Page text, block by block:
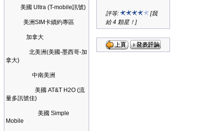
美國 Ultra (T-mobile訊號)
美洲SIM卡續約專區
加拿大
北美洲(美國-墨西哥-加
拿大)
中南美洲
美國 AT&T H2O (流
量多訊號佳)
美國 Simple
Mobile
評等:
[我
給 4 顆星！]